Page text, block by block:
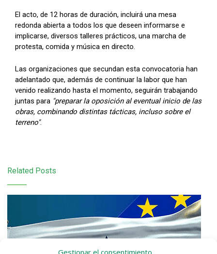
Gestionar el consentimiento
El acto, de 12 horas de duración, incluirá una mesa
redonda abierta a todos los que deseen informarse e
implicarse, diversos talleres prácticos, una marcha de
protesta, comida y música en directo.
Las organizaciones que secundan esta convocatoria han
adelantado que, además de continuar la labor que han
venido realizando hasta el momento, seguirán trabajando
juntas para "preparar la oposición al eventual inicio de las
obras, combinando distintas tácticas, incluso sobre el
terreno".
Related Posts